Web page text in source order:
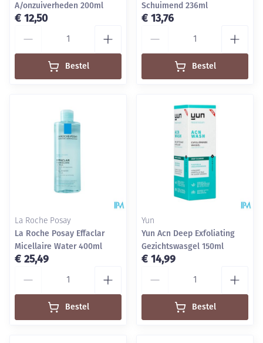
A/onzuiverheden 200ml
€ 12,50
Bestel
Schuimend 236ml
€ 13,76
Bestel
La Roche Posay
La Roche Posay Effaclar
Micellaire Water 400ml
€ 25,49
Bestel
Yun
Yun Acn Deep Exfoliating
Gezichtswasgel 150ml
€ 14,99
Bestel